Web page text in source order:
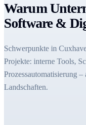
Warum
Software &
Schwerpunkte in
Projekte: interne Tools,
Prozessautomatisierung
Landschaften.